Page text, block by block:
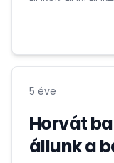
5 éve
Horvát
állunk a